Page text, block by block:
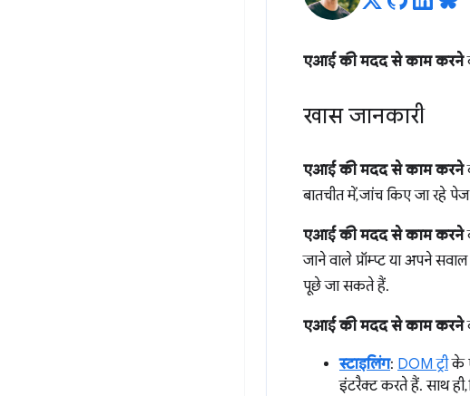
एआई की मदद से काम करने
खास जानकारी
एआई की मदद से काम करने
बातचीत में, जांच किए जा रहे
एआई की मदद से काम करने
जाने वाले प्रॉम्प्ट या अपने
पूछे जा सकते हैं.
एआई की मदद से काम करने
स्टाइलिंग: DOM ट्रीके
इंटरैक्ट करते हैं. साथ